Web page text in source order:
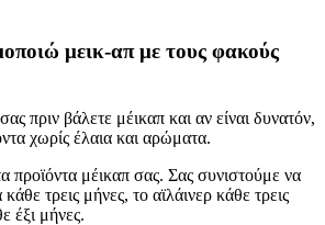
μεικ-απ με τους φακούς
πριν βάλετε μέικαπ και αν είναι δυνατόν,
χωρίς έλαια και αρώματα.
προϊόντα μέικαπ σας. Σας συνιστούμε να
τρεις μήνες, το αϊλάινερ κάθε τρεις
έξι μήνες.